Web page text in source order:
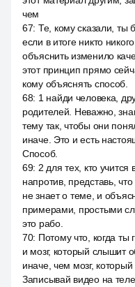
чем
67: Те, кому сказали, ты
если в итоге никто
объяснить изменило
этот принцип прямо
кому объяснять способ.
68: 1 найди человека,
родителей. Неважно,
тему так, чтобы они
иначе. Это и есть
Способ.
69: 2 для тех, кто учится
напротив, представь,
не знает о теме, и
примерами, простыми
это рабо.
70: Потому что, когда
и мозг, который слышит
иначе, чем мозг,
Записывай видео на